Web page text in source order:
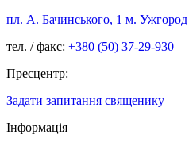
пл. А. Бачинського, 1 м. Ужгород
тел. / факс: +380 (50) 37-29-930
Пресцентр:
Задати запитання священику
Інформація